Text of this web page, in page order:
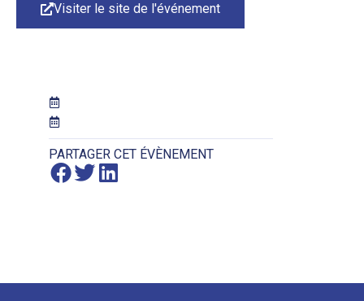
Visiter le site de l'événement
PARTAGER CET ÉVÈNEMENT